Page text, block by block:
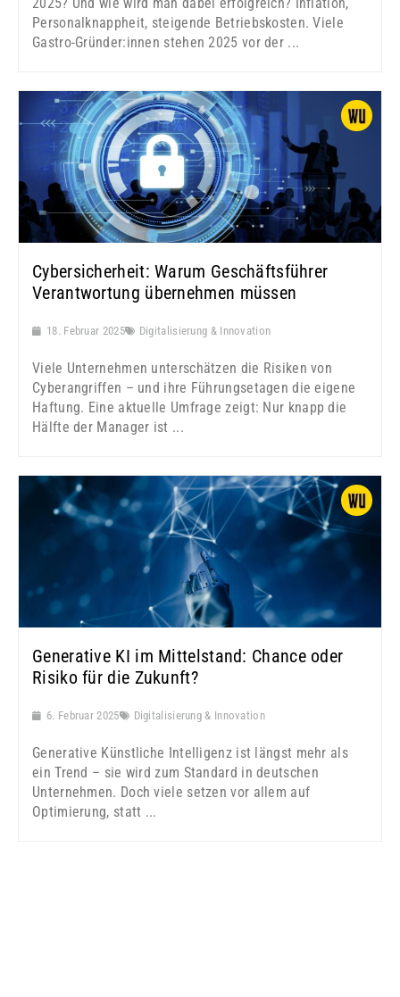
Personalknappheit, steigende Betriebskosten. Viele
Gastro-Gründer:innen stehen 2025 vor der ...
Cybersicherheit: Warum Geschäftsführer
Verantwortung übernehmen müssen
18. Februar 2025 Digitalisierung & Innovation
Viele Unternehmen unterschätzen die Risiken von
Cyberangriffen – und ihre Führungsetagen die eigene
Haftung. Eine aktuelle Umfrage zeigt: Nur knapp die
Hälfte der Manager ist ...
Generative KI im Mittelstand: Chance oder
Risiko für die Zukunft?
6. Februar 2025 Digitalisierung & Innovation
Generative Künstliche Intelligenz ist längst mehr als
ein Trend – sie wird zum Standard in deutschen
Unternehmen. Doch viele setzen vor allem auf
Optimierung, statt ...